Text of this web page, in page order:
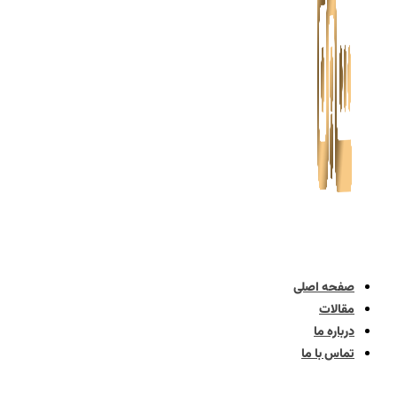
صفحه اصلی
مقالات
درباره ما
تماس با ما